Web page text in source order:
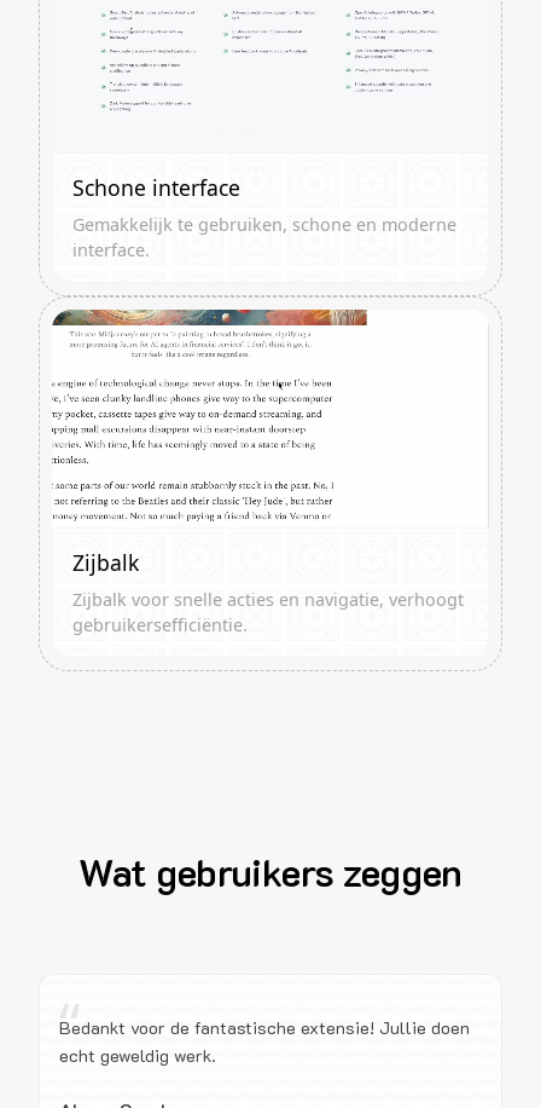
Schone interface
Gemakkelijk te gebruiken, schone en moderne
interface.
Zijbalk
Zijbalk voor snelle acties en navigatie, verhoogt
gebruikersefficiëntie.
Wat gebruikers zeggen
“
Bedankt voor de fantastische extensie! Jullie doen
echt geweldig werk.